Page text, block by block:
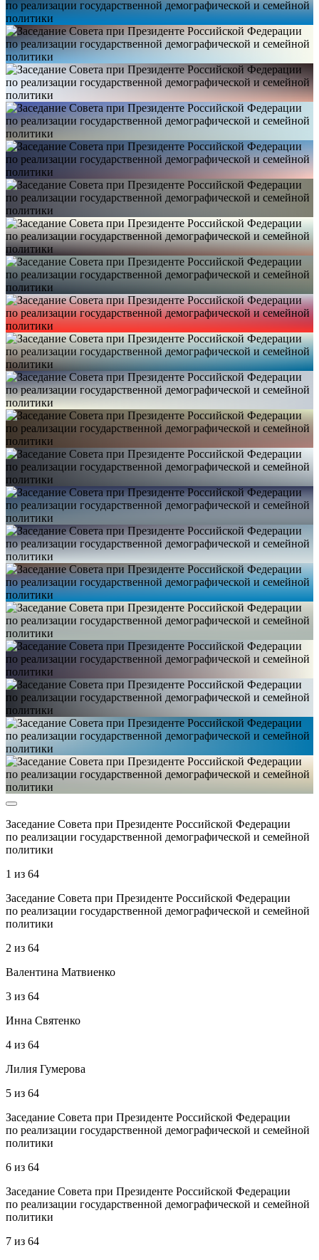
Заседание Совета при Президенте Российской Федерации
по реализации государственной демографической и семейной
политики
1 из 64
Заседание Совета при Президенте Российской Федерации
по реализации государственной демографической и семейной
политики
2 из 64
Валентина Матвиенко
3 из 64
Инна Святенко
4 из 64
Лилия Гумерова
5 из 64
Заседание Совета при Президенте Российской Федерации
по реализации государственной демографической и семейной
политики
6 из 64
Заседание Совета при Президенте Российской Федерации
по реализации государственной демографической и семейной
политики
7 из 64